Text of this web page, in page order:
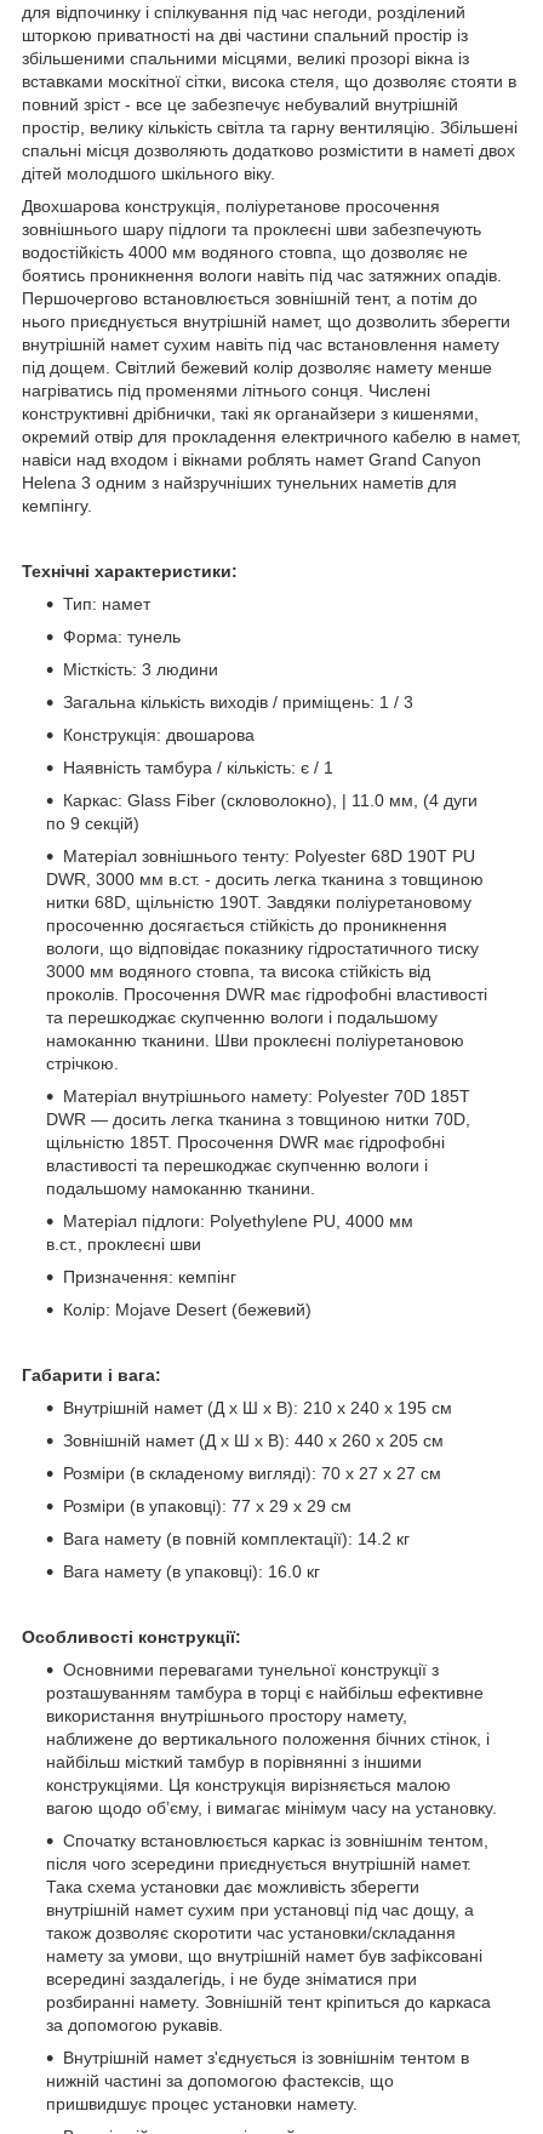
для відпочинку і спілкування під час негоди, розділений
шторкою приватності на дві частини спальний простір із
збільшеними спальними місцями, великі прозорі вікна із
вставками москітної сітки, висока стеля, що дозволяє стояти в
повний зріст - все це забезпечує небувалий внутрішній
простір, велику кількість світла та гарну вентиляцію. Збільшені
спальні місця дозволяють додатково розмістити в наметі двох
дітей молодшого шкільного віку.
Двохшарова конструкція, поліуретанове просочення
зовнішнього шару підлоги та проклеєні шви забезпечують
водостійкість 4000 мм водяного стовпа, що дозволяє не
боятись проникнення вологи навіть під час затяжних опадів.
Першочергово встановлюється зовнішній тент, а потім до
нього приєднується внутрішній намет, що дозволить зберегти
внутрішній намет сухим навіть під час встановлення намету
під дощем. Світлий бежевий колір дозволяє намету менше
нагріватись під променями літнього сонця. Числені
конструктивні дрібнички, такі як органайзери з кишенями,
окремий отвір для прокладення електричного кабелю в намет,
навіси над входом і вікнами роблять намет Grand Canyon
Helena 3 одним з найзручніших тунельних наметів для
кемпінгу.
Технічні характеристики:
Тип: намет
Форма: тунель
Місткість: 3 людини
Загальна кількість виходів / приміщень: 1 / 3
Конструкція: двошарова
Наявність тамбура / кількість: є / 1
Каркас: Glass Fiber (скловолокно), | 11.0 мм, (4 дуги
по 9 секцій)
Матеріал зовнішнього тенту: Polyester 68D 190T PU
DWR, 3000 мм в.ст. - досить легка тканина з товщиною
нитки 68D, щільністю 190T. Завдяки поліуретановому
просоченню досягається стійкість до проникнення
вологи, що відповідає показнику гідростатичного тиску
3000 мм водяного стовпа, та висока стійкість від
проколів. Просочення DWR має гідрофобні властивості
та перешкоджає скупченню вологи і подальшому
намоканню тканини. Шви проклеєні поліуретановою
стрічкою.
Матеріал внутрішнього намету: Polyester 70D 185T
DWR — досить легка тканина з товщиною нитки 70D,
щільністю 185T. Просочення DWR має гідрофобні
властивості та перешкоджає скупченню вологи і
подальшому намоканню тканини.
Матеріал підлоги: Polyethylene PU, 4000 мм
в.ст., проклеєні шви
Призначення: кемпінг
Колір: Mojave Desert (бежевий)
Габарити і вага:
Внутрішній намет (Д х Ш х В): 210 х 240 х 195 см
Зовнішній намет (Д х Ш х В): 440 х 260 х 205 см
Розміри (в складеному вигляді): 70 x 27 х 27 см
Розміри (в упаковці): 77 x 29 х 29 см
Вага намету (в повній комплектації): 14.2 кг
Вага намету (в упаковці): 16.0 кг
Особливості конструкції:
Основними перевагами тунельної конструкції з
розташуванням тамбура в торці є найбільш ефективне
використання внутрішнього простору намету,
наближене до вертикального положення бічних стінок, і
найбільш місткий тамбур в порівнянні з іншими
конструкціями. Ця конструкція вирізняється малою
вагою щодо об’єму, і вимагає мінімум часу на установку.
Спочатку встановлюється каркас із зовнішнім тентом,
після чого зсередини приєднується внутрішній намет.
Така схема установки дає можливість зберегти
внутрішній намет сухим при установці під час дощу, а
також дозволяє скоротити час установки/складання
намету за умови, що внутрішній намет був зафіксовані
всередині заздалегідь, і не буде зніматися при
розбиранні намету. Зовнішній тент кріпиться до каркаса
за допомогою рукавів.
Внутрішній намет з'єднується із зовнішнім тентом в
нижній частині за допомогою фастексів, що
пришвидшує процес установки намету.